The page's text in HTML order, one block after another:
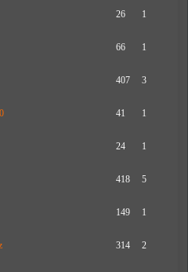
26 1
66 1
407 3
41 1
24 1
418 5
149 1
314 2